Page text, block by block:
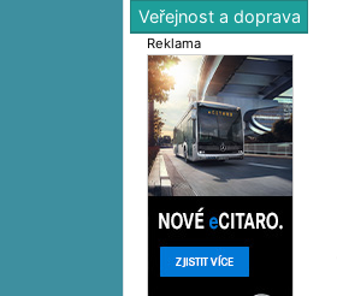
Veřejnost a doprava
Reklama